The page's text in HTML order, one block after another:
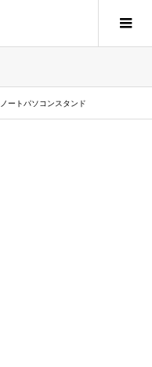
ートパソコンスタンド